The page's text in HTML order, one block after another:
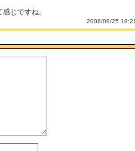
じですね。
2008/09/25